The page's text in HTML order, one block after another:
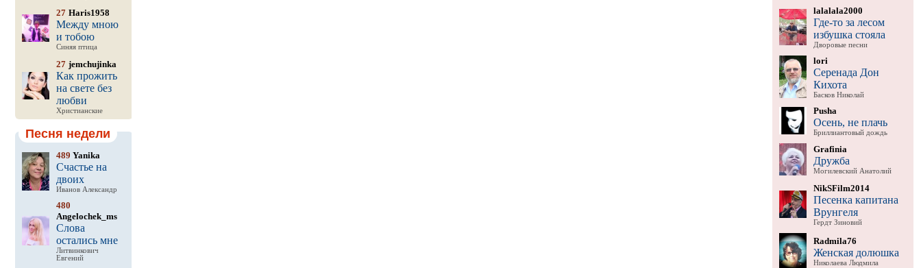
27 Haris1958
Между мною
и тобою
Синяя птица
27 jemchujinka
Как прожить
на свете без
любви
Христианские
Песня недели
489 Yanika
Счастье на
двоих
Иванов Александр
480
Angelochek_ms
Слова
остались мне
Литвинкович
Евгений
lalalala2000
Где-то за лесом
избушка стояла
Дворовые песни
lori
Серенада Дон
Кихота
Басков Николай
Pusha
Осень, не плачь
Бриллиантовый дождь
Grafinia
Дружба
Могилевский Анатолий
NikSFilm2014
Песенка капитана
Врунгеля
Гердт Зиновий
Radmila76
Женская долюшка
Николаева Людмила